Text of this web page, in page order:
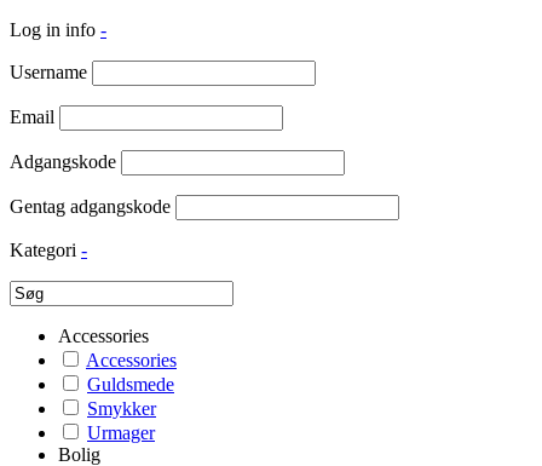
Log in info -
Username
Email
Adgangskode
Gentag adgangskode
Kategori -
Accessories
Accessories
Guldsmede
Smykker
Urmager
Bolig